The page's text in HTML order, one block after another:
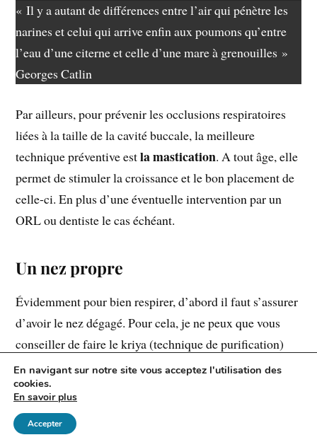
« Il y a autant de différences entre l’air qui pénètre les
narines et celui qui arrive enfin aux poumons qu’entre
l’eau d’une citerne et celle d’une mare à grenouilles »
Georges Catlin
Par ailleurs, pour prévenir les occlusions respiratoires
liées à la taille de la cavité buccale, la meilleure
technique préventive estla mastication. A tout âge, elle
permet de stimuler la croissance et le bon placement de
celle-ci. En plus d’une éventuelle intervention par un
ORL ou dentiste le cas échéant.
Un nez propre
Évidemment pour bien respirer, d’abord il faut s’assurer
d’avoir le nez dégagé. Pour cela, je ne peux que vous
conseiller de faire le kriya (technique de purification)
appelé jala neti, que je vous explique en détail dans cet
article.
En navigant sur notre site vous acceptez l'utilisation des
cookies.
En savoir plus
Accepter